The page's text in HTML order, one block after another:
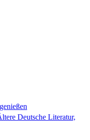
Deutsche Literatur,